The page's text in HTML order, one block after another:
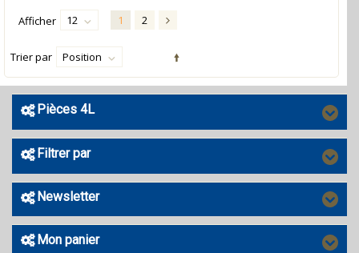
1
2
Afficher 12
Trier par Position
Pièces 4L
Filtrer par
Newsletter
Mon panier